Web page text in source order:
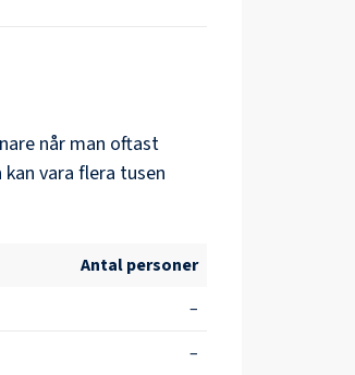
når man oftast
vara flera tusen
Antal personer
–
–